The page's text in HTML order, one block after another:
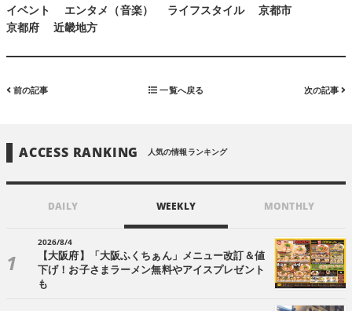
イベント エンタメ（音楽） ライフスタイル
京都市
京都府
近畿地方
前の記事 一覧へ戻る 次の記事
ACCESS RANKING 人気の情報ランキング
DAILY WEEKLY MONTHLY
2026/8/4
【大阪府】「大阪ふくちぁん」メニュー改訂＆値
下げ！お子さまラーメン無料やアイスプレゼント
も